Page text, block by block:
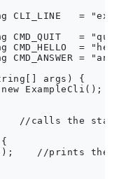
CLI_LINE   =
CMD_QUIT   =
CMD_HELLO  =
CMD_ANSWER =
args) {
ExampleCli();
//calls the
//prints the